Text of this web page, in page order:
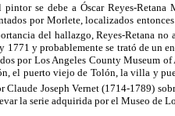
se debe a Óscar Reyes-
por Morlete, localizados
del hallazgo, Reyes-Retana no
1771 y probablemente se trató de un
por Los Angeles County Museum
el puerto viejo de Tolón, la villa y
Joseph Vernet (1714-1789)
la serie adquirida por el Museo de